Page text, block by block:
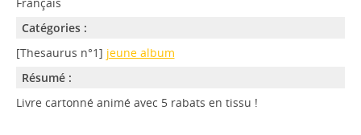
Catégories :
[Thesaurus n°1] jeune album
Résumé :
Livre cartonné animé avec 5 rabats en tissu !